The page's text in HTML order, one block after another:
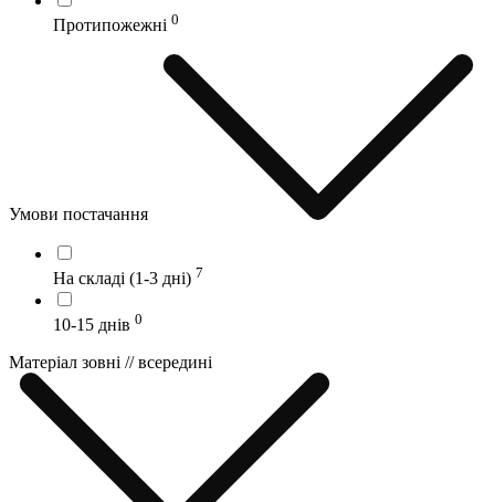
Протипожежні 0
Умови постачання
На складі (1-3 дні) 7
10-15 днів 0
Матеріал зовні // всередині